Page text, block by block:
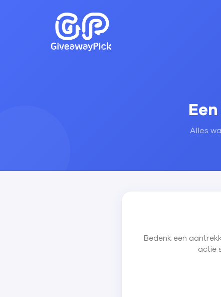
Alles
Bedenk een
actie